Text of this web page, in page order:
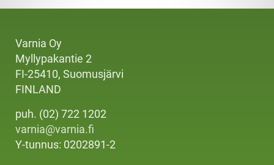
Varnia Oy
Myllypakantie 2
FI-25410, Suomusjärvi
FINLAND
puh. (02) 722 1202
varnia@varnia.fi
Y-tunnus: 0202891-2